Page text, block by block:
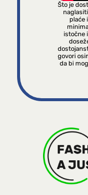
Što je
plaće
istočne
govori
da bi